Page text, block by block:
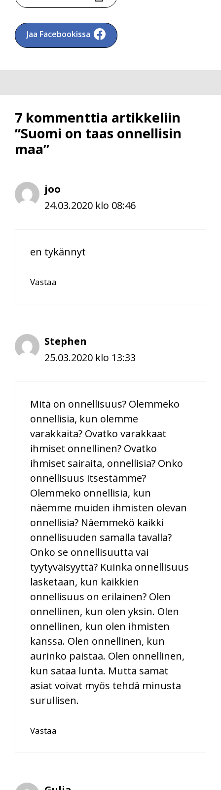
Jaa Facebookissa
7 kommenttia artikkeliin
”Suomi on taas onnellisin
maa”
joo
24.03.2020 klo 08:46
en tykännyt
Vastaa
Stephen
25.03.2020 klo 13:33
Mitä on onnellisuus? Olemmeko
onnellisia, kun olemme
varakkaita? Ovatko varakkaat
ihmiset onnellinen? Ovatko
ihmiset sairaita, onnellisia? Onko
onnellisuus itsestämme?
Olemmeko onnellisia, kun
näemme muiden ihmisten olevan
onnellisia? Näemmekö kaikki
onnellisuuden samalla tavalla?
Onko se onnellisuutta vai
tyytyväisyyttä? Kuinka onnellisuus
lasketaan, kun kaikkien
onnellisuus on erilainen? Olen
onnellinen, kun olen yksin. Olen
onnellinen, kun olen ihmisten
kanssa. Olen onnellinen, kun
aurinko paistaa. Olen onnellinen,
kun sataa lunta. Mutta samat
asiat voivat myös tehdä minusta
surullisen.
Vastaa